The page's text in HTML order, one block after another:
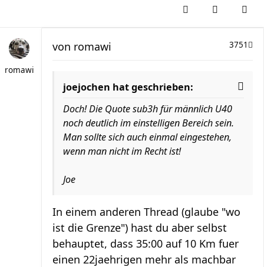
romawi
3751
von romawi
joejochen hat geschrieben:
Doch! Die Quote sub3h für männlich U40
noch deutlich im einstelligen Bereich sein.
Man sollte sich auch einmal eingestehen,
wenn man nicht im Recht ist!
Joe
In einem anderen Thread (glaube "wo
ist die Grenze") hast du aber selbst
behauptet, dass 35:00 auf 10 Km fuer
einen 22jaehrigen mehr als machbar